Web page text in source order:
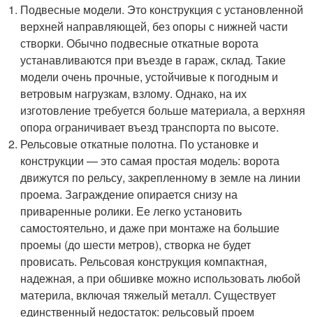
Подвесные модели. Это конструкция с установленной
верхней направляющей, без опоры с нижней части
створки. Обычно подвесные откатные ворота
устанавливаются при въезде в гараж, склад. Такие
модели очень прочные, устойчивые к погодным и
ветровым нагрузкам, взлому. Однако, на их
изготовление требуется больше материала, а верхняя
опора ограничивает въезд транспорта по высоте.
Рельсовые откатные полотна. По установке и
конструкции — это самая простая модель: ворота
движутся по рельсу, закрепленному в земле на линии
проема. Заграждение опирается снизу на
приваренные ролики. Ее легко установить
самостоятельно, и даже при монтаже на большие
проемы (до шести метров), створка не будет
провисать. Рельсовая конструкция компактная,
надежная, а при обшивке можно использовать любой
материла, включая тяжелый металл. Существует
единственный недостаток: рельсовый проем